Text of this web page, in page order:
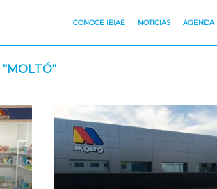
CONOCE IBIAE NOTICIAS AGENDA
"MOLTÓ"